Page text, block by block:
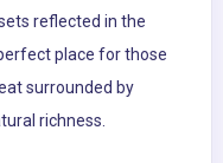
reflected in the
place for those
surrounded by
richness.